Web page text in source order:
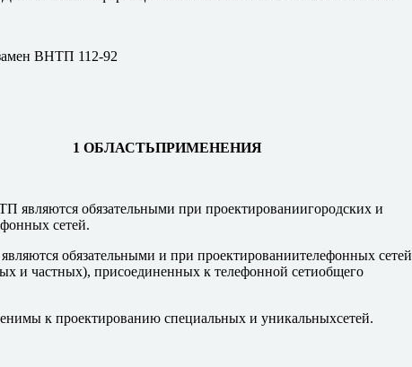
ВНТП 112-92
1 ОБЛАСТЬПРИМЕНЕНИЯ
являются обязательными при проектированиигородских и
сетей.
обязательными и при проектированиителефонных сетей
и частных), присоединенных к телефонной сетиобщего
к проектированию специальных и уникальныхсетей.